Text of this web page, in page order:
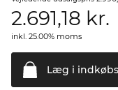
2.691,18 kr.
inkl. 25.00% moms
Læg i